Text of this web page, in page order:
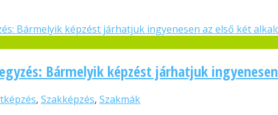
Bármelyik képzést járhatjuk
, Szakképzés, Szakmák